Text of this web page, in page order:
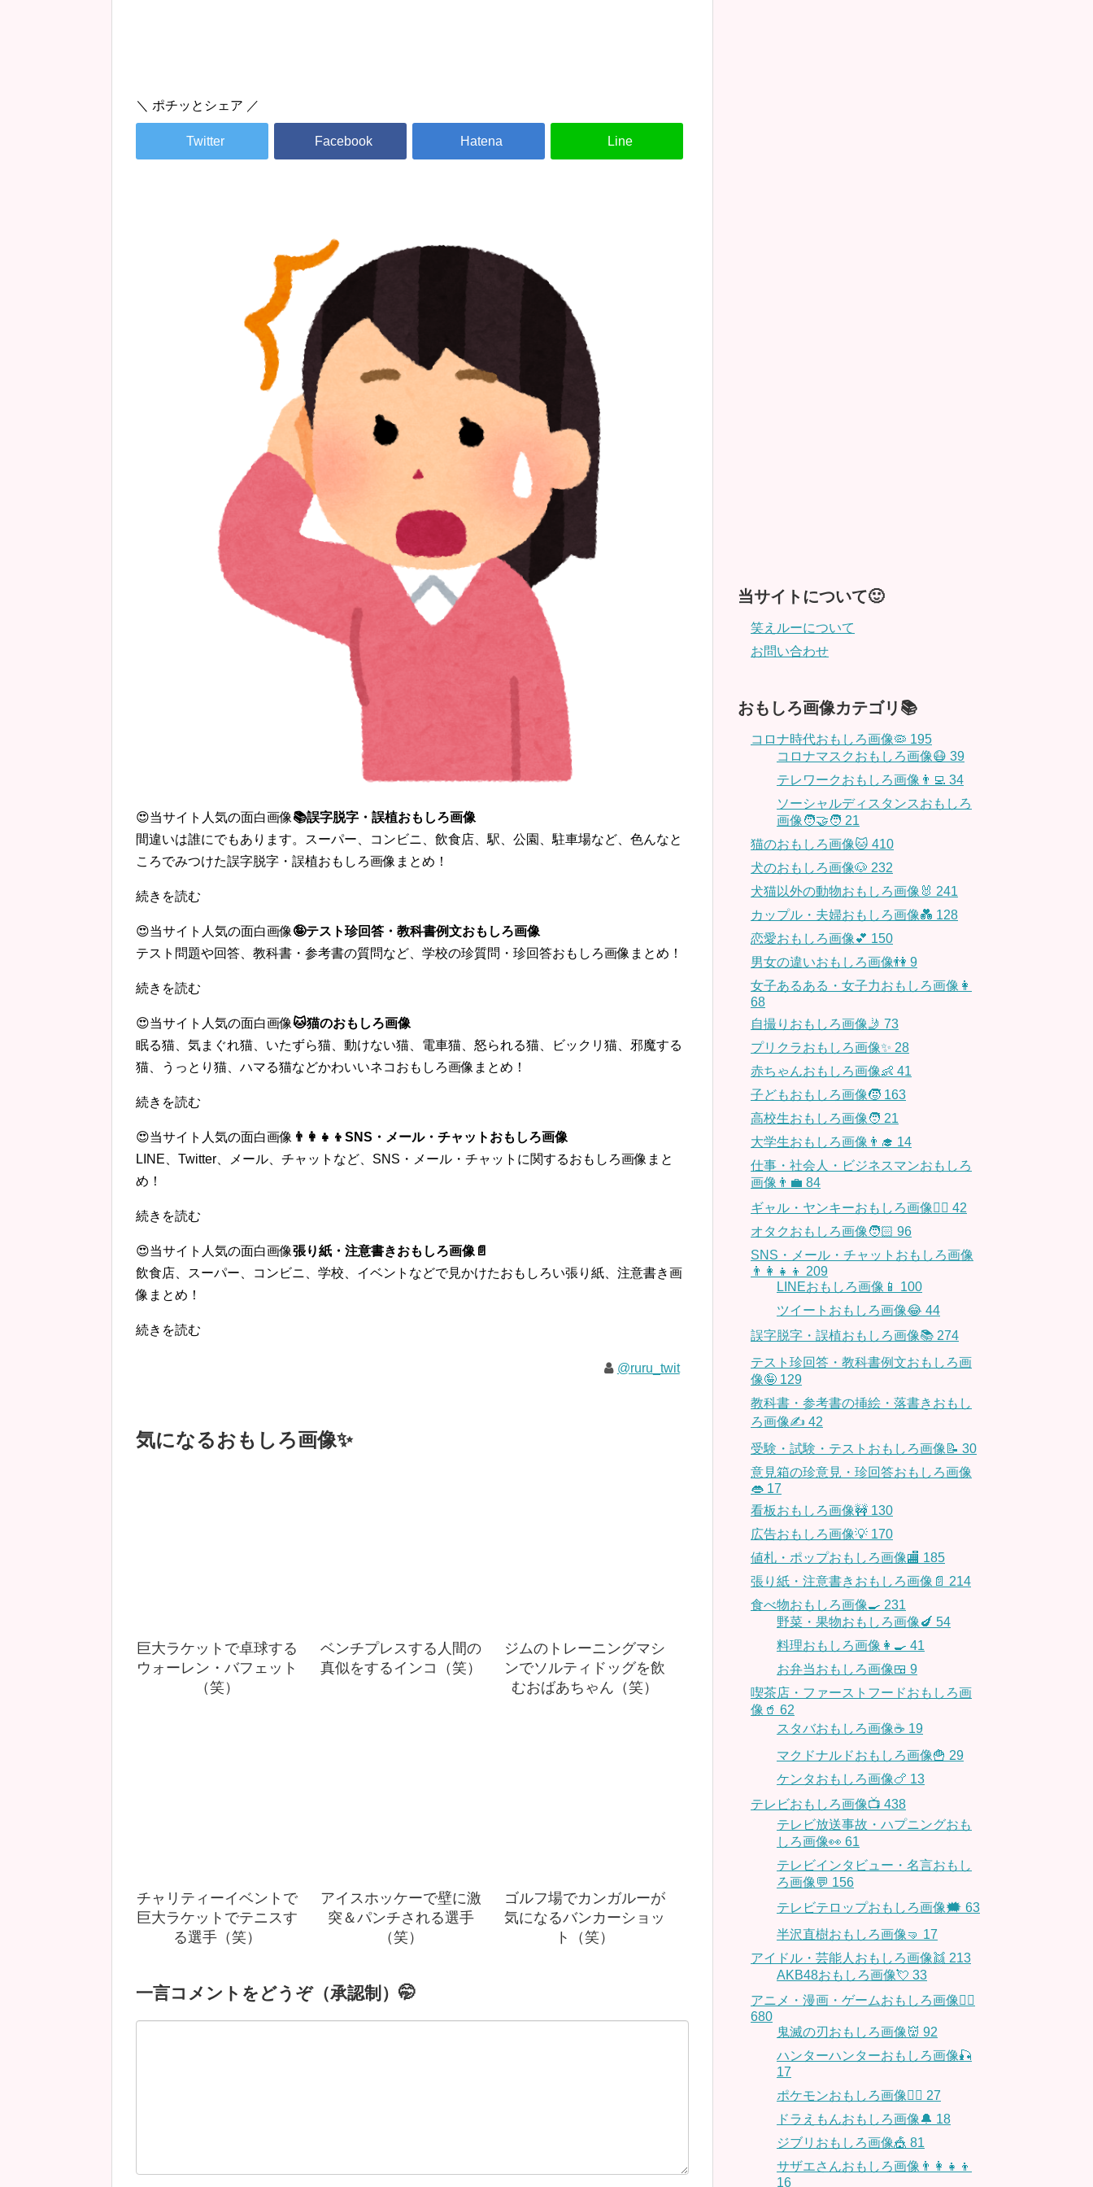
＼ ポチッとシェア ／
😍当サイト人気の面白画像📚誤字脱字・誤植おもしろ画像
間違いは誰にでもあります。スーパー、コンビニ、飲食店、駅、公園、駐車場など、色んなと
ころでみつけた誤字脱字・誤植おもしろ画像まとめ！
続きを読む
😍当サイト人気の面白画像🤪テスト珍回答・教科書例文おもしろ画像
テスト問題や回答、教科書・参考書の質問など、学校の珍質問・珍回答おもしろ画像まとめ！
続きを読む
😍当サイト人気の面白画像🐱猫のおもしろ画像
眠る猫、気まぐれ猫、いたずら猫、動けない猫、電車猫、怒られる猫、ビックリ猫、邪魔する
猫、うっとり猫、ハマる猫などかわいいネコおもしろ画像まとめ！
続きを読む
😍当サイト人気の面白画像 👨‍👩‍👧‍👦SNS・メール・チャットおもしろ画像
LINE、Twitter、メール、チャットなど、SNS・メール・チャットに関するおもしろ画像まと
め！
続きを読む
😍当サイト人気の面白画像張り紙・注意書きおもしろ画像📄
飲食店、スーパー、コンビニ、学校、イベントなどで見かけたおもしろい張り紙、注意書き画
像まとめ！
続きを読む
@ruru_twit
気になるおもしろ画像✨
巨大ラケットで卓球する
ウォーレン・バフェット
（笑）
ベンチプレスする人間の
真似をするインコ（笑）
ジムのトレーニングマシ
ンでソルティドッグを飲
むおばあちゃん（笑）
チャリティーイベントで
巨大ラケットでテニスす
る選手（笑）
アイスホッケーで壁に激
突＆パンチされる選手
（笑）
ゴルフ場でカンガルーが
気になるバンカーショッ
ト（笑）
一言コメントをどうぞ（承認制）🤭
当サイトについて🙂
笑えルーについて
お問い合わせ
おもしろ画像カテゴリ📚
コロナ時代おもしろ画像🦠 195
コロナマスクおもしろ画像😷 39
テレワークおもしろ画像👨‍💻 34
ソーシャルディスタンスおもしろ
画像🧑‍🤝‍🧑 21
猫のおもしろ画像🐱 410
犬のおもしろ画像🐶 232
犬猫以外の動物おもしろ画像🐰 241
カップル・夫婦おもしろ画像💑 128
恋愛おもしろ画像💕 150
男女の違いおもしろ画像👫 9
女子あるある・女子力おもしろ画像👩
68
自撮りおもしろ画像🤳 73
プリクラおもしろ画像✨ 28
赤ちゃんおもしろ画像👶 41
子どもおもしろ画像🧒 163
高校生おもしろ画像🧑 21
大学生おもしろ画像👨‍🎓 14
仕事・社会人・ビジネスマンおもしろ
画像👨‍💼 84
ギャル・ヤンキーおもしろ画像👱‍♀️ 42
オタクおもしろ画像🧑🏻 96
SNS・メール・チャットおもしろ画像
👨‍👩‍👧‍👦 209
LINEおもしろ画像📱 100
ツイートおもしろ画像😂 44
誤字脱字・誤植おもしろ画像📚 274
テスト珍回答・教科書例文おもしろ画
像🤪 129
教科書・参考書の挿絵・落書きおもし
ろ画像✍️ 42
受験・試験・テストおもしろ画像📝 30
意見箱の珍意見・珍回答おもしろ画像
👄 17
看板おもしろ画像🚧 130
広告おもしろ画像💡 170
値札・ポップおもしろ画像🏬 185
張り紙・注意書きおもしろ画像📄 214
食べ物おもしろ画像🍳 231
野菜・果物おもしろ画像🍆 54
料理おもしろ画像👩‍🍳 41
お弁当おもしろ画像🍱 9
喫茶店・ファーストフードおもしろ画
像🥤 62
スタバおもしろ画像☕️ 19
マクドナルドおもしろ画像🍟 29
ケンタおもしろ画像🍗 13
テレビおもしろ画像📺 438
テレビ放送事故・ハプニングおも
しろ画像👀 61
テレビインタビュー・名言おもし
ろ画像💬 156
テレビテロップおもしろ画像🗯 63
半沢直樹おもしろ画像🤜 17
アイドル・芸能人おもしろ画像👯 213
AKB48おもしろ画像💘 33
アニメ・漫画・ゲームおもしろ画像🧚‍♀️
680
鬼滅の刃おもしろ画像👹 92
ハンターハンターおもしろ画像🎣
17
ポケモンおもしろ画像🤹‍♂️ 27
ドラえもんおもしろ画像🔔 18
ジブリおもしろ画像🎪 81
サザエさんおもしろ画像👨‍👩‍👧‍👦
16